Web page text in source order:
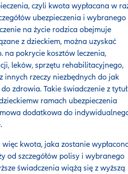
czyli kwota wypłacana w
ubezpieczenia i wybranego
na życie rodzica obejmuje
z dzieckiem, można uzyskać
na pokrycie kosztów leczenia,
leków, sprzętu rehabilitacyjnego,
rzeczy niezbędnych do jak
zdrowia. Takie świadczenie z
ramach ubezpieczenia
dodatkowa do
więc kwota, jaka zostanie
od szczegółów polisy i wybranego
świadczenia wiążą się z wyższą